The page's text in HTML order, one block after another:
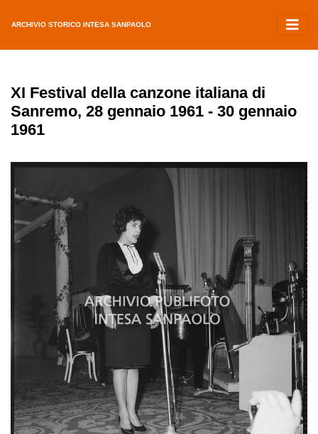
ARCHIVIO STORICO INTESA SANPAOLO
XI Festival della canzone italiana di
Sanremo, 28 gennaio 1961 - 30 gennaio
1961